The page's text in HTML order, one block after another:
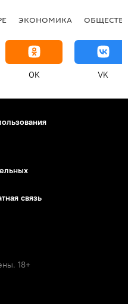
ЭКОНОМИКА
OK VK
связь
18+